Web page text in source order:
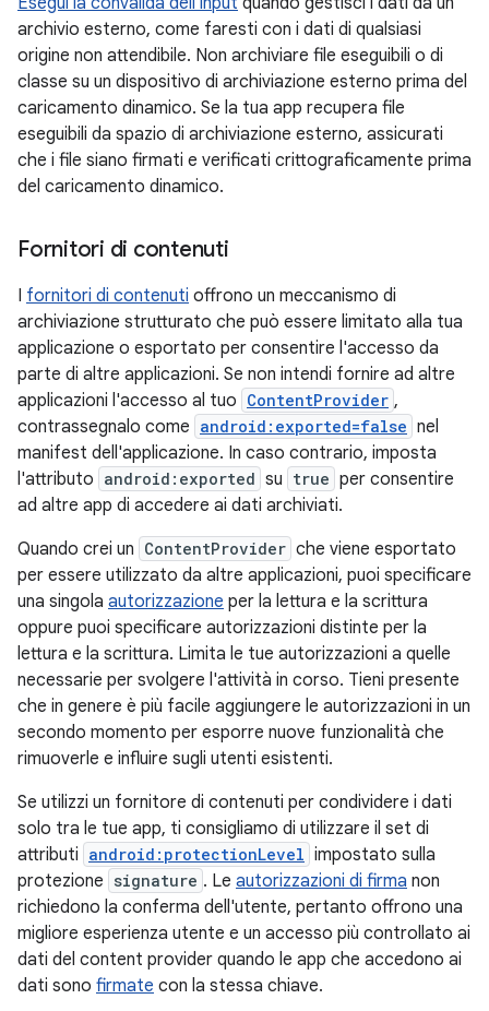
archivio esterno, come faresti con i dati di qualsiasi
origine non attendibile. Non archiviare file eseguibili o di
classe su un dispositivo di archiviazione esterno prima del
caricamento dinamico. Se la tua app recupera file
eseguibili da spazio di archiviazione esterno, assicurati
che i file siano firmati e verificati crittograficamente prima
del caricamento dinamico.
Fornitori di contenuti
I fornitori di contenuti offrono un meccanismo di
archiviazione strutturato che può essere limitato alla tua
applicazione o esportato per consentire l'accesso da
parte di altre applicazioni. Se non intendi fornire ad altre
applicazioni l'accesso al tuo ContentProvider ,
contrassegnalo come android:exported=false nel
manifest dell'applicazione. In caso contrario, imposta
l'attributo android:exported su true per consentire
ad altre app di accedere ai dati archiviati.
Quando crei un ContentProvider che viene esportato
per essere utilizzato da altre applicazioni, puoi specificare
una singola autorizzazione per la lettura e la scrittura
oppure puoi specificare autorizzazioni distinte per la
lettura e la scrittura. Limita le tue autorizzazioni a quelle
necessarie per svolgere l'attività in corso. Tieni presente
che in genere è più facile aggiungere le autorizzazioni in un
secondo momento per esporre nuove funzionalità che
rimuoverle e influire sugli utenti esistenti.
Se utilizzi un fornitore di contenuti per condividere i dati
solo tra le tue app, ti consigliamo di utilizzare il set di
attributi android:protectionLevel impostato sulla
protezione signature . Le autorizzazioni di firma non
richiedono la conferma dell'utente, pertanto offrono una
migliore esperienza utente e un accesso più controllato ai
dati del content provider quando le app che accedono ai
dati sono firmate con la stessa chiave.